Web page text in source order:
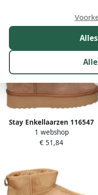
Stay Enkellaarzen 116547
1 webshop
€ 51,84